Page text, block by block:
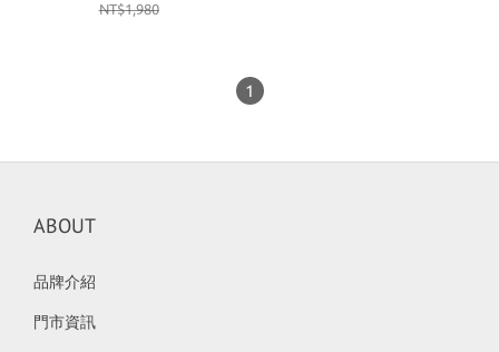
NT$1,980
1
ABOUT
品牌介紹
門市資訊